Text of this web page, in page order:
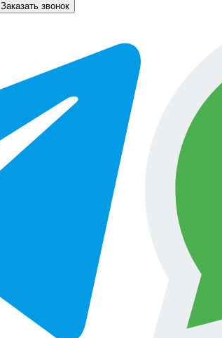
Заказать звонок